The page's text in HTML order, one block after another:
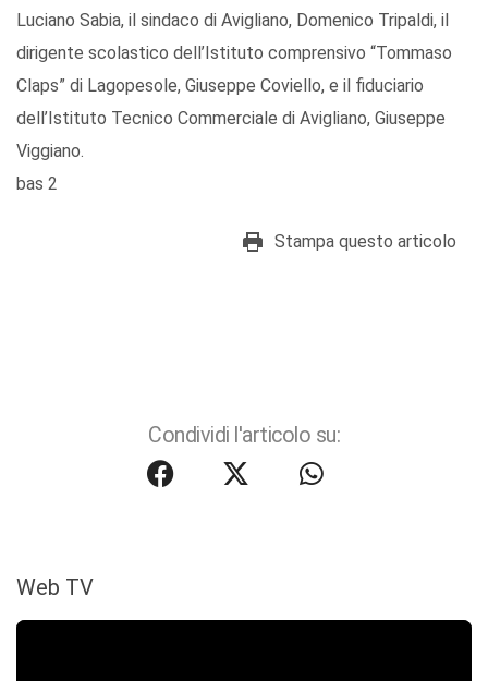
Luciano Sabia, il sindaco di Avigliano, Domenico Tripaldi, il
dirigente scolastico dell’Istituto comprensivo “Tommaso
Claps” di Lagopesole, Giuseppe Coviello, e il fiduciario
dell’Istituto Tecnico Commerciale di Avigliano, Giuseppe
Viggiano.
bas 2
Stampa questo articolo
Condividi l'articolo su:
Web TV